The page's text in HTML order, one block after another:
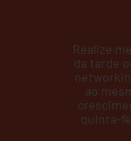
Realize
da tarde
ao
quinta-